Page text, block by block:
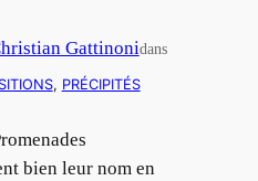
Gattinonidans
, PRÉCIPITÉS
bien leur nom en